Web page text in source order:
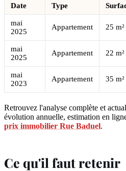
Date Type
mai
2025
Appartement 25 m²
mai
2025
Appartement 22 m²
mai
2023
Appartement 35 m²
Retrouvez l'analyse complète et
évolution annuelle, estimation en
prix immobilier Rue Baduel.
Ce qu'il faut retenir